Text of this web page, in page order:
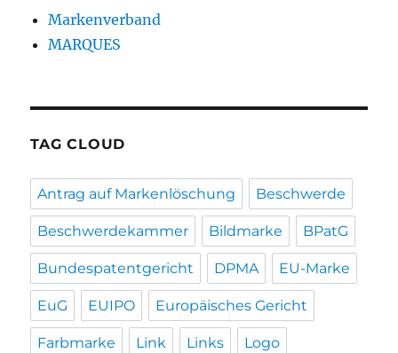
Markenverband
MARQUES
TAG CLOUD
Antrag auf Markenlöschung Beschwerde
Beschwerdekammer Bildmarke BPatG
Bundespatentgericht DPMA EU-Marke
EuG EUIPO Europäisches Gericht
Farbmarke Link Links Logo